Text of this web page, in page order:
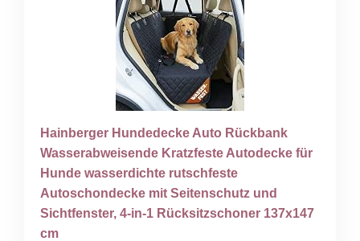
Hainberger Hundedecke Auto Rückbank
Wasserabweisende Kratzfeste Autodecke für
Hunde wasserdichte rutschfeste
Autoschondecke mit Seitenschutz und
Sichtfenster, 4-in-1 Rücksitzschoner 137x147
cm